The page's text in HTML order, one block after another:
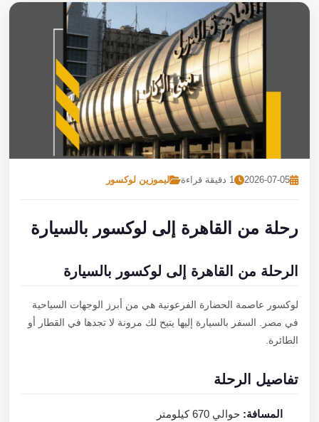
نحن
2026-07-05 1 دقيقة قراءة ليموزين لوكسور
رحلة من القاهرة إلى لوكسور بالسيارة
الرحلة من القاهرة إلى لوكسور بالسيارة
لوكسور عاصمة الحضارة الفرعونية هي من أبرز الوجهات السياحية
في مصر. السفر بالسيارة إليها يتيح لك مرونة لا تجدها في القطار أو
الطائرة.
تفاصيل الرحلة
المسافة:حوالي 670 كيلومتر